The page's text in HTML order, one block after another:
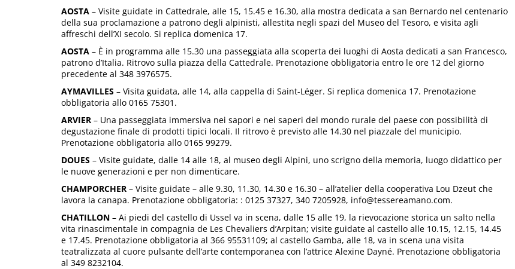
AOSTA – Visite guidate in Cattedrale, alle 15, 15.45 e 16.30, alla mostra dedicata a san Bernardo nel centenario
della sua proclamazione a patrono degli alpinisti, allestita negli spazi del Museo del Tesoro, e visita agli
affreschi dell’XI secolo. Si replica domenica 17.
AOSTA – È in programma alle 15.30 una passeggiata alla scoperta dei luoghi di Aosta dedicati a san Francesco,
patrono d’Italia. Ritrovo sulla piazza della Cattedrale. Prenotazione obbligatoria entro le ore 12 del giorno
precedente al 348 3976575.
AYMAVILLES – Visita guidata, alle 14, alla cappella di Saint-Léger. Si replica domenica 17. Prenotazione
obbligatoria allo 0165 75301.
ARVIER – Una passeggiata immersiva nei sapori e nei saperi del mondo rurale del paese con possibilità di
degustazione finale di prodotti tipici locali. Il ritrovo è previsto alle 14.30 nel piazzale del municipio.
Prenotazione obbligatoria allo 0165 99279.
DOUES – Visite guidate, dalle 14 alle 18, al museo degli Alpini, uno scrigno della memoria, luogo didattico per
le nuove generazioni e per non dimenticare.
CHAMPORCHER – Visite guidate – alle 9.30, 11.30, 14.30 e 16.30 – all’atelier della cooperativa Lou Dzeut che
lavora la canapa. Prenotazione obbligatoria: : 0125 37327, 340 7205928, info@tessereamano.com.
CHATILLON – Ai piedi del castello di Ussel va in scena, dalle 15 alle 19, la rievocazione storica un salto nella
vita rinascimentale in compagnia de Les Chevaliers d’Arpitan; visite guidate al castello alle 10.15, 12.15, 14.45
e 17.45. Prenotazione obbligatoria al 366 95531109; al castello Gamba, alle 18, va in scena una visita
teatralizzata al cuore pulsante dell’arte contemporanea con l’attrice Alexine Dayné. Prenotazione obbligatoria
al 349 8232104.